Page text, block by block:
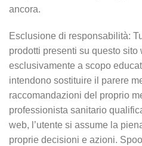
ancora.
Esclusione di responsabilità:
prodotti presenti su questo sito
esclusivamente a scopo
intendono sostituire il parere
raccomandazioni del proprio
professionista sanitario
web, l’utente si assume la
proprie decisioni e azioni.